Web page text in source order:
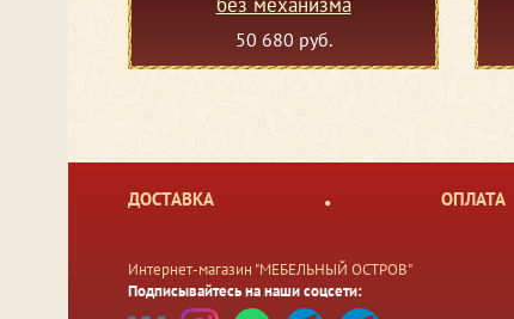
50 680 руб.
ДОСТАВКА ОПЛАТА
Интернет-магазин "МЕБЕЛЬНЫЙ ОСТРОВ"
Подписывайтесь на наши соцсети: